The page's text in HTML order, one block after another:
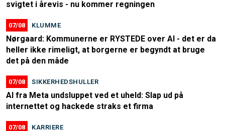
svigtet i årevis - nu kommer regningen
07/08 KLUMME
Nørgaard: Kommunerne er RYSTEDE over AI - det er da
heller ikke rimeligt, at borgerne er begyndt at bruge
det på den måde
07/08 SIKKERHEDSHULLER
AI fra Meta undsluppet ved et uheld: Slap ud på
internettet og hackede straks et firma
07/08 KARRIERE